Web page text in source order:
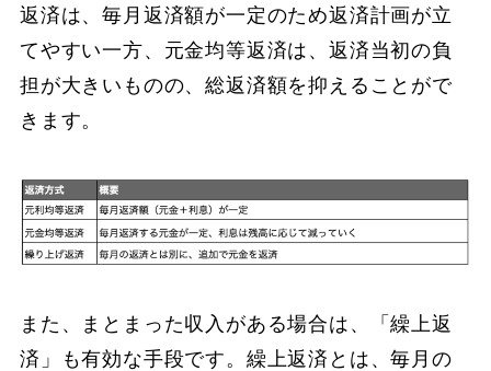
返済は、毎月返済額が一定のため返済計画が立
てやすい一方、元金均等返済は、返済当初の負
担が大きいものの、総返済額を抑えることがで
きます。
また、まとまった収入がある場合は、「繰上返
済」も有効な手段です。繰上返済とは、毎月の